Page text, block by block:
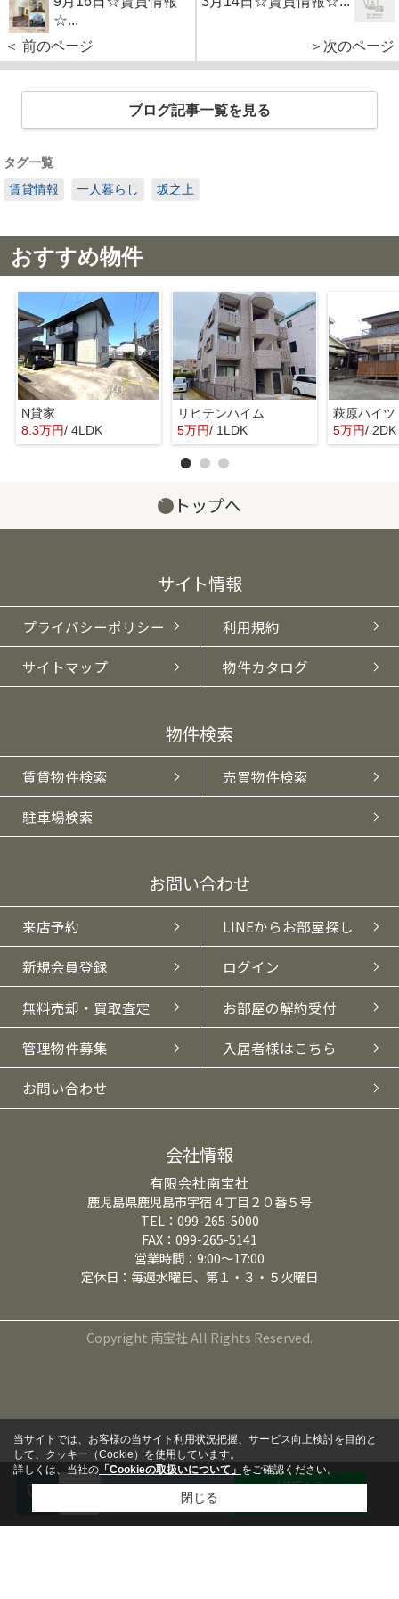
☆...
＜ 前のページ
＞次のページ
ブログ記事一覧を見る
タグ一覧
賃貸情報
一人暮らし 坂之上
おすすめ物件
N貸家
8.3万円/ 4LDK
リヒテンハイム
5万円/ 1LDK
萩原ハイ
5万円/ 2DK
トップへ
サイト情報
プライバシーポリシー 利用規約
サイトマップ 物件カタログ
物件検索
賃貸物件検索 売買物件検索
駐車場検索
お問い合わせ
来店予約 LINEからお部屋探し
新規会員登録 ログイン
無料売却・買取査定 お部屋の解約受付
管理物件募集 入居者様はこちら
お問い合わせ
会社情報
有限会社南宝社
鹿児島県鹿児島市宇宿４丁目２０番５号
TEL：099-265-5000
FAX：099-265-5141
営業時間：9:00～17:00
定休日：毎週水曜日、第１・３・５火曜日
Copyright 南宝社 All Rights Reserved.
来店予約
LINEから
当サイトでは、お客様の当サイト利用状況把握、サービス向上検討を目的と
して、クッキー（Cookie）を使用しています。
詳しくは、当社の 「Cookieの取扱いについて」をご確認ください。
閉じる